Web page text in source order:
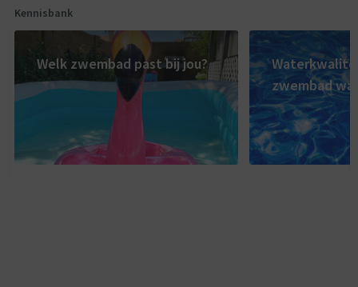
Kennisbank
Welk zwembad past bij jou?
zwembad